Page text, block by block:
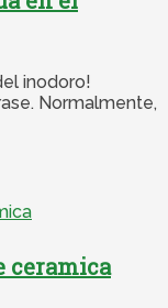
inodoro!
Normalmente,
ceramica